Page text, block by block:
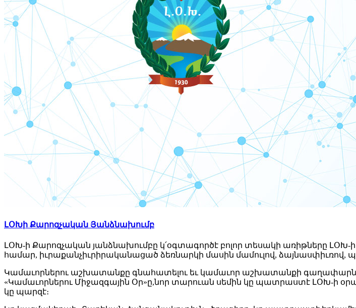
ԼՕԽի Քարոզչական Յանձնախումբ
ԼՕԽ-ի Քարոզչական յանձնախումբը կ՛օգտագործէ բոլոր տեսակի առիթները ԼՕԽ-
համար, իւրաքանչիւրիրականացած ձեռնարկի մասին մամուլով,
Կամաւորներու աշխատանքը գնահատելու եւ կամաւոր աշխատանքի գաղափարն
«Կամաւորներու Միջազգային Օր»ը,նոր տարուան սեմին կը պատրաստէ ԼՕԽ-ի
կը պարզէ։